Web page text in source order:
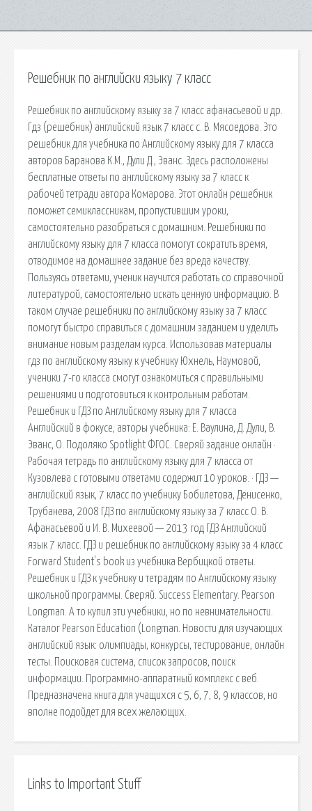
Решебник по английски языку 7 класс
Решебник по английскому языку за 7 класс афанасьевой и др.
Гдз (решебник) английский язык 7 класс с. В. Мясоедова. Это
решебник для учебника по Английскому языку для 7 класса
авторов Баранова К.М., Дули Д., Эванс. Здесь расположены
бесплатные ответы по английскому языку за 7 класс к
рабочей тетради автора Комарова. Этот онлайн решебник
поможет семиклассникам, пропустившим уроки,
самостоятельно разобраться с домашним. Решебники по
английскому языку для 7 класса помогут сократить время,
отводимое на домашнее задание без вреда качеству.
Пользуясь ответами, ученик научится работать со справочной
литературой, самостоятельно искать ценную информацию. В
таком случае решебники по английскому языку за 7 класс
помогут быстро справиться с домашним заданием и уделить
внимание новым разделам курса. Использовав материалы
гдз по английскому языку к учебнику Юхнель, Наумовой,
ученики 7-го класса смогут ознакомиться с правильными
решениями и подготовиться к контрольным работам.
Решебник и ГДЗ по Английскому языку для 7 класса
Английский в фокусе, авторы учебника: Е. Ваулина, Д. Дули, В.
Эванс, О. Подоляко Spotlight ФГОС. Сверяй задание онлайн ·
Рабочая тетрадь по английскому языку для 7 класса от
Кузовлева с готовыми ответами содержит 10 уроков. · ГДЗ —
английский язык, 7 класс по учебнику Бобилетова, Денисенко,
Трубанева, 2008 ГДЗ по английскому языку за 7 класс О. В.
Афанасьевой и И. В. Михеевой — 2013 год ГДЗ Английский
язык 7 класс. ГДЗ и решебник по английскому языку за 4 класс
Forward Student's book из учебника Вербицкой ответы.
Решебник и ГДЗ к учебнику и тетрадям по Английскому языку
школьной программы. Сверяй. Success Elementary. Pearson
Longman. А то купил эти учебники, но по невнимательности.
Каталог Pearson Education (Longman. Новости для изучающих
английский язык: олимпиады, конкурсы, тестирование, онлайн
тесты. Поисковая сиcтема, список запросов, поиск
информации. Программно-аппаратный комплекс с веб.
Предназначена книга для учащихся с 5, 6, 7, 8, 9 классов, но
вполне подойдет для всех желающих.
Links to Important Stuff